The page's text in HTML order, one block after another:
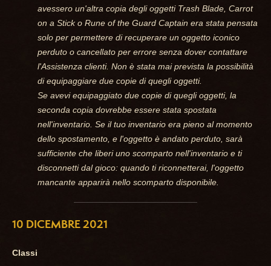
avessero un'altra copia degli oggetti Trash Blade, Carrot
on a Stick o Rune of the Guard Captain era stata pensata
solo per permettere di recuperare un oggetto iconico
perduto o cancellato per errore senza dover contattare
l'Assistenza clienti. Non è stata mai prevista la possibilità
di equipaggiare due copie di quegli oggetti.
Se avevi equipaggiato due copie di quegli oggetti, la
seconda copia dovrebbe essere stata spostata
nell'inventario. Se il tuo inventario era pieno al momento
dello spostamento, e l'oggetto è andato perduto, sarà
sufficiente che liberi uno scomparto nell'inventario e ti
disconnetti dal gioco: quando ti riconnetterai, l'oggetto
mancante apparirà nello scomparto disponibile.
10 DICEMBRE 2021
Classi